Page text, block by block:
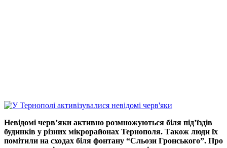
Невідомі черв’яки активно розмножуються біля під’їздів
будинків у різних мікрорайонах Тернополя. Також люди їх
помітили на сходах біля фонтану “Сльози Гронського”. Про